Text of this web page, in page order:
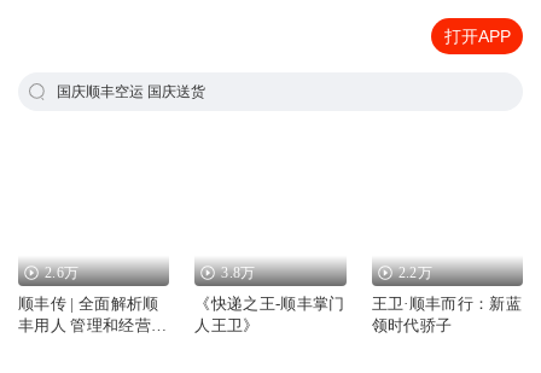
打开APP
国庆顺丰空运 国庆送货
2.6万
顺丰传 | 全面解析顺
丰用人 管理和经营哲
3.8万
《快递之王-顺丰掌门
人王卫》
2.2万
王卫·顺丰而行：新蓝
领时代骄子